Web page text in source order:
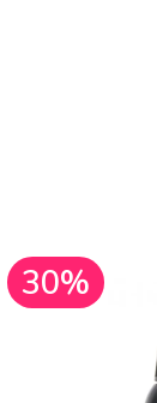
30%